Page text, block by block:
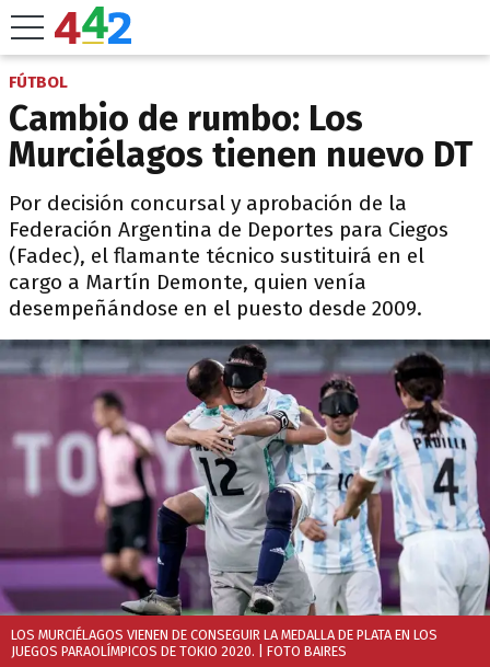
FÚTBOL
Cambio de rumbo: Los
Murciélagos tienen nuevo DT
Por decisión concursal y aprobación de la
Federación Argentina de Deportes para Ciegos
(Fadec), el flamante técnico sustituirá en el
cargo a Martín Demonte, quien venía
desempeñándose en el puesto desde 2009.
LOS MURCIÉLAGOS VIENEN DE CONSEGUIR LA MEDALLA DE PLATA EN LOS
JUEGOS PARAOLÍMPICOS DE TOKIO 2020. | FOTO BAIRES